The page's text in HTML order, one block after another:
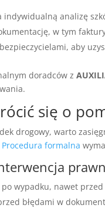
indywidualną analizę
w tym
aby
doradców z
się o
drogowy, warto
Procedura formalna
wypadku, nawet przed
błędami w